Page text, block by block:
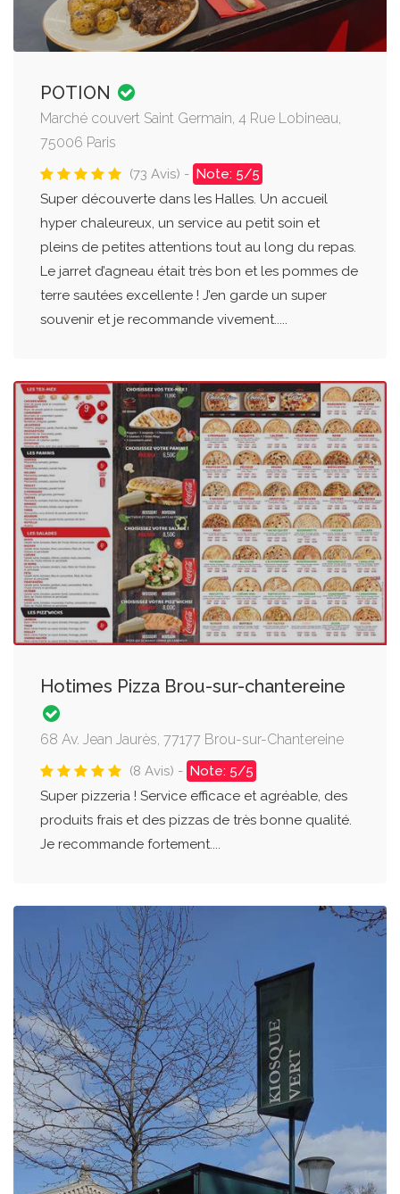
POTION
Marché couvert Saint Germain, 4 Rue Lobineau,
75006 Paris
(73 Avis) - Note: 5/5
Super découverte dans les Halles. Un accueil
hyper chaleureux, un service au petit soin et
pleins de petites attentions tout au long du repas.
Le jarret d’agneau était très bon et les pommes de
terre sautées excellente ! J’en garde un super
souvenir et je recommande vivement.....
Hotimes Pizza Brou-sur-chantereine
68 Av. Jean Jaurès, 77177 Brou-sur-Chantereine
(8 Avis) - Note: 5/5
Super pizzeria ! Service efficace et agréable, des
produits frais et des pizzas de très bonne qualité.
Je recommande fortement....